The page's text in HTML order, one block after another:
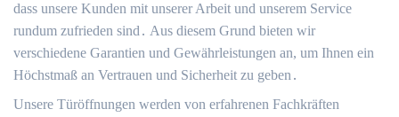
dass unsere Kunden mit unserer Arbeit und unserem Service
rundum zufrieden sind․ Aus diesem Grund bieten wir
verschiedene Garantien und Gewährleistungen an, um Ihnen ein
Höchstmaß an Vertrauen und Sicherheit zu geben․
Unsere Türöffnungen werden von erfahrenen Fachkräften